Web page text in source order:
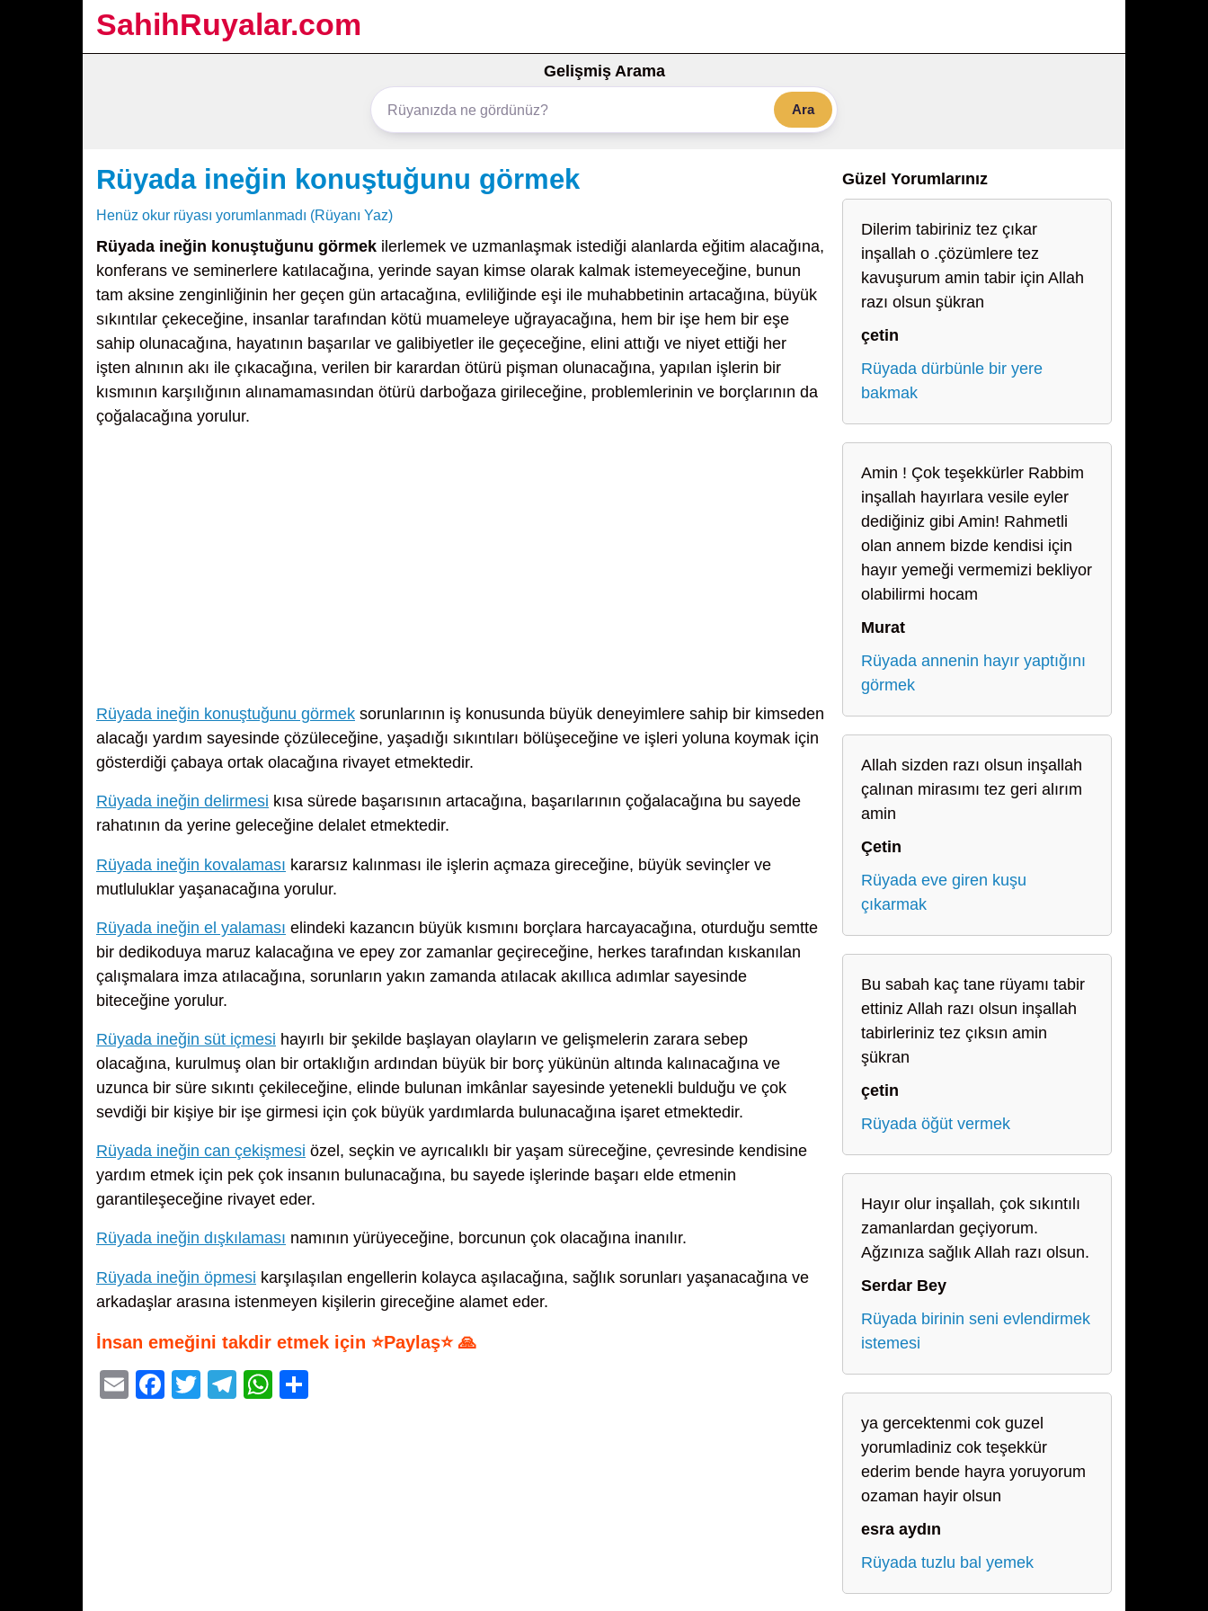
SahihRuyalar.com
Gelişmiş Arama
Ara
Rüyada ineğin konuştuğunu görmek
Henüz okur rüyası yorumlanmadı (Rüyanı Yaz)
Rüyada ineğin konuştuğunu görmek ilerlemek ve uzmanlaşmak istediği alanlarda eğitim alacağına,
konferans ve seminerlere katılacağına, yerinde sayan kimse olarak kalmak istemeyeceğine, bunun
tam aksine zenginliğinin her geçen gün artacağına, evliliğinde eşi ile muhabbetinin artacağına, büyük
sıkıntılar çekeceğine, insanlar tarafından kötü muameleye uğrayacağına, hem bir işe hem bir eşe
sahip olunacağına, hayatının başarılar ve galibiyetler ile geçeceğine, elini attığı ve niyet ettiği her
işten alnının akı ile çıkacağına, verilen bir karardan ötürü pişman olunacağına, yapılan işlerin bir
kısmının karşılığının alınamamasından ötürü darboğaza girileceğine, problemlerinin ve borçlarının da
çoğalacağına yorulur.
Rüyada ineğin konuştuğunu görmek sorunlarının iş konusunda büyük deneyimlere sahip bir kimseden
alacağı yardım sayesinde çözüleceğine, yaşadığı sıkıntıları bölüşeceğine ve işleri yoluna koymak için
gösterdiği çabaya ortak olacağına rivayet etmektedir.
Rüyada ineğin delirmesi kısa sürede başarısının artacağına, başarılarının çoğalacağına bu sayede
rahatının da yerine geleceğine delalet etmektedir.
Rüyada ineğin kovalaması kararsız kalınması ile işlerin açmaza gireceğine, büyük sevinçler ve
mutluluklar yaşanacağına yorulur.
Rüyada ineğin el yalaması elindeki kazancın büyük kısmını borçlara harcayacağına, oturduğu semtte
bir dedikoduya maruz kalacağına ve epey zor zamanlar geçireceğine, herkes tarafından kıskanılan
çalışmalara imza atılacağına, sorunların yakın zamanda atılacak akıllıca adımlar sayesinde
biteceğine yorulur.
Rüyada ineğin süt içmesi hayırlı bir şekilde başlayan olayların ve gelişmelerin zarara sebep
olacağına, kurulmuş olan bir ortaklığın ardından büyük bir borç yükünün altında kalınacağına ve
uzunca bir süre sıkıntı çekileceğine, elinde bulunan imkânlar sayesinde yetenekli bulduğu ve çok
sevdiği bir kişiye bir işe girmesi için çok büyük yardımlarda bulunacağına işaret etmektedir.
Rüyada ineğin can çekişmesi özel, seçkin ve ayrıcalıklı bir yaşam süreceğine, çevresinde kendisine
yardım etmek için pek çok insanın bulunacağına, bu sayede işlerinde başarı elde etmenin
garantileşeceğine rivayet eder.
Rüyada ineğin dışkılaması namının yürüyeceğine, borcunun çok olacağına inanılır.
Rüyada ineğin öpmesi karşılaşılan engellerin kolayca aşılacağına, sağlık sorunları yaşanacağına ve
arkadaşlar arasına istenmeyen kişilerin gireceğine alamet eder.
İnsan emeğini takdir etmek için ⭐Paylaş⭐ 🙏
E
F
T
T
W
Güzel Yorumlarınız
Dilerim tabiriniz tez çıkar
inşallah o .çözümlere tez
kavuşurum amin tabir için Allah
razı olsun şükran
çetin
Rüyada dürbünle bir yere
bakmak
Amin ! Çok teşekkürler Rabbim
inşallah hayırlara vesile eyler
dediğiniz gibi Amin! Rahmetli
olan annem bizde kendisi için
hayır yemeği vermemizi bekliyor
olabilirmi hocam
Murat
Rüyada annenin hayır yaptığını
görmek
Allah sizden razı olsun inşallah
çalınan mirasımı tez geri alırım
amin
Çetin
Rüyada eve giren kuşu
çıkarmak
Bu sabah kaç tane rüyamı tabir
ettiniz Allah razı olsun inşallah
tabirleriniz tez çıksın amin
şükran
çetin
Rüyada öğüt vermek
Hayır olur inşallah, çok sıkıntılı
zamanlardan geçiyorum.
Ağzınıza sağlık Allah razı olsun.
Serdar Bey
Rüyada birinin seni evlendirmek
istemesi
ya gercektenmi cok guzel
yorumladiniz cok teşekkür
ederim bende hayra yoruyorum
ozaman hayir olsun
esra aydın
Rüyada tuzlu bal yemek